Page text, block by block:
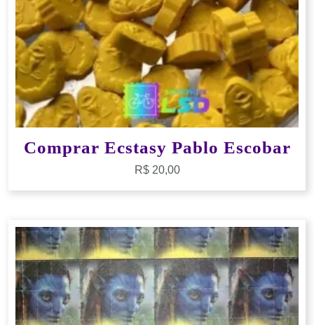
Comprar Ecstasy Pablo Escobar
R$20,00